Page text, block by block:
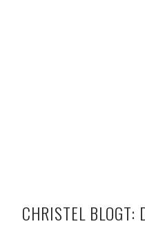
CHRISTEL BLOGT: